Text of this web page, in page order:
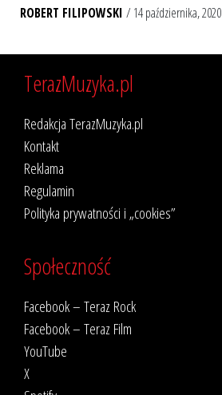
ROBERT FILIPOWSKI / 14 października, 2020
TerazMuzyka.pl
Redakcja TerazMuzyka.pl
Kontakt
Reklama
Regulamin
Polityka prywatności i „cookies”
Społeczność
Facebook – Teraz Rock
Facebook – Teraz Film
YouTube
X